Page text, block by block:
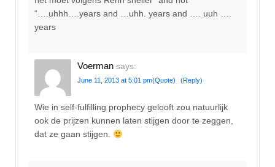
“….uhhh….years and …uhh. years and …. uuh ….
years
Voerman says:
June 11, 2013 at 5:01 pm(Quote) (Reply)
Wie in self-fulfilling prophecy gelooft zou natuurlijk
ook de prijzen kunnen laten stijgen door te zeggen,
dat ze gaan stijgen.